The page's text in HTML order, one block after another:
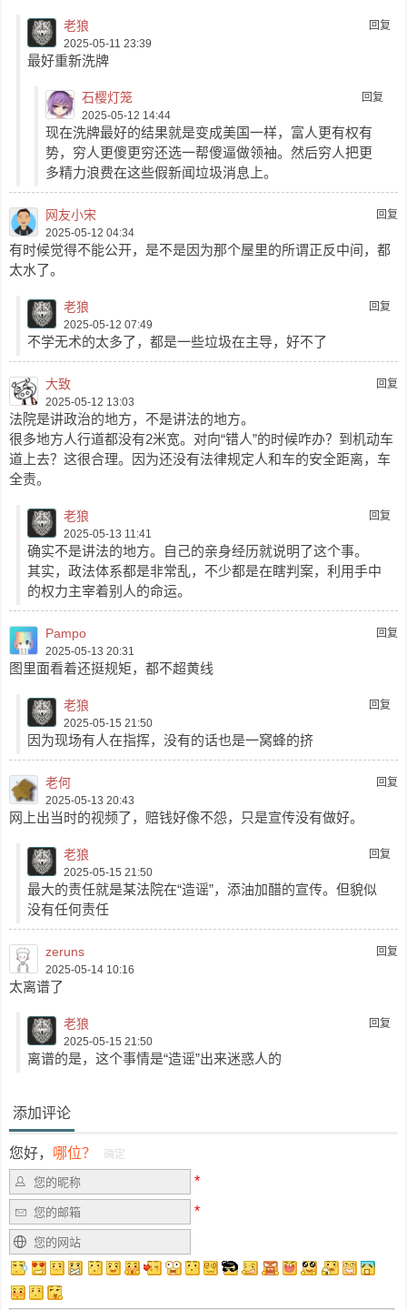
回复
老狼
2025-05-11 23:39
最好重新洗牌
回复
石樱灯笼
2025-05-12 14:44
现在洗牌最好的结果就是变成美国一样，富人更有权有
势，穷人更傻更穷还选一帮傻逼做领袖。然后穷人把更
多精力浪费在这些假新闻垃圾消息上。
回复
网友小宋
2025-05-12 04:34
有时候觉得不能公开，是不是因为那个屋里的所谓正反中间，都
太水了。
回复
老狼
2025-05-12 07:49
不学无术的太多了，都是一些垃圾在主导，好不了
回复
大致
2025-05-12 13:03
法院是讲政治的地方，不是讲法的地方。
很多地方人行道都没有2米宽。对向“错人”的时候咋办？到机动车
道上去？这很合理。因为还没有法律规定人和车的安全距离，车
全责。
回复
老狼
2025-05-13 11:41
确实不是讲法的地方。自己的亲身经历就说明了这个事。
其实，政法体系都是非常乱，不少都是在瞎判案，利用手中
的权力主宰着别人的命运。
回复
Pampo
2025-05-13 20:31
图里面看着还挺规矩，都不超黄线
回复
老狼
2025-05-15 21:50
因为现场有人在指挥，没有的话也是一窝蜂的挤
回复
老何
2025-05-13 20:43
网上出当时的视频了，赔钱好像不怨，只是宣传没有做好。
回复
老狼
2025-05-15 21:50
最大的责任就是某法院在“造谣”，添油加醋的宣传。但貌似
没有任何责任
回复
zeruns
2025-05-14 10:16
太离谱了
回复
老狼
2025-05-15 21:50
离谱的是，这个事情是“造谣”出来迷惑人的
添加评论
您好， 哪位？ 确定